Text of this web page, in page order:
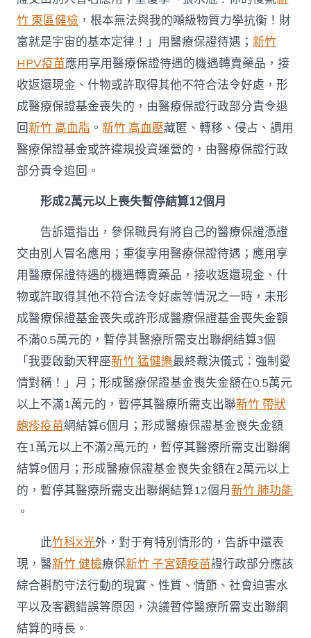
竹 東區健檢 ，根本無法與我的噸級物質力學抗衡！財
富就是宇宙的基本定律！」用醫療保證待遇；新竹
HPV疫苗應用享用醫療保證待遇的機遇轉賣藥品，接
收返還現金、什物或許取得其他不符合法令好處，形
成醫療保證基金喪失的，由醫療保證行政部分責令退
回新竹 高血脂 。新竹 高血壓藏匿、轉移、侵占、調用
醫療保證基金或許違規投資運營的，由醫療保證行政
部分責令追回。
形成2萬元以上喪失暫停結算12個月
告訴還指出，參保職員有將自己的醫療保證憑證
交由別人冒名應用；重復享用醫療保證待遇；應用享
用醫療保證待遇的機遇轉賣藥品，接收返還現金、什
物或許取得其他不符合法令好處等情況之一時，未形
成醫療保證基金喪失或許形成醫療保證基金喪失金額
不滿0.5萬元的，暫停其醫療所需支出聯網結算3個
「我要啟動天秤座新竹 猛健樂最終裁決儀式：強制愛
情對稱！」月；形成醫療保證基金喪失金額在0.5萬元
以上不滿1萬元的，暫停其醫療所需支出聯新竹 帶狀
皰疹疫苗網結算6個月；形成醫療保證基金喪失金額
在1萬元以上不滿2萬元的，暫停其醫療所需支出聯網
結算9個月；形成醫療保證基金喪失金額在2萬元以上
的，暫停其醫療所需支出聯網結算12個月新竹 肺功能
。
此竹科X光外，對于有特別情形的，告訴中還表
現，醫新竹 健檢療保新竹 子宮頸疫苗證行政部分應該
綜合斟酌守法行動的現實、性質、情節、社會迫害水
平以及客觀錯誤等原因，決議暫停醫療所需支出聯網
結算的時長。